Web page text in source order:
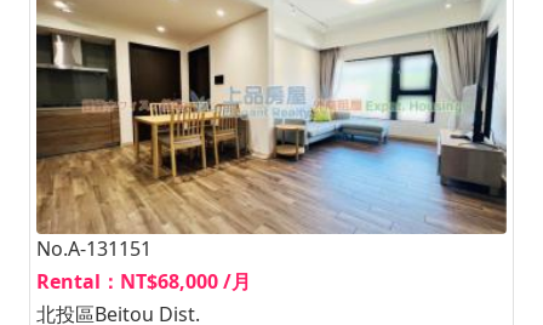
No.A-131151
Rental：NT$68,000 /月
北投區Beitou Dist.